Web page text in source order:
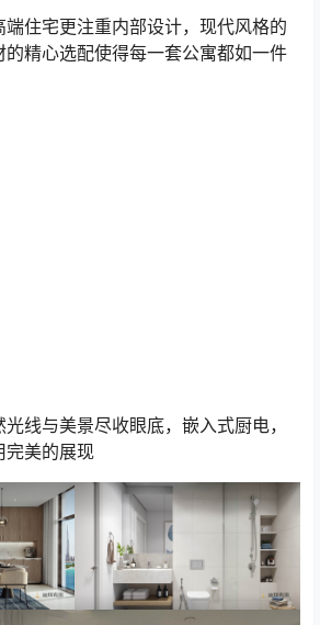
住宅更注重内部设计，现代风格的
精心选配使得每一套公寓都如一件
完美的展现